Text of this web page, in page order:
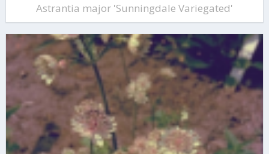
Astrantia major 'Sunningdale Variegated'